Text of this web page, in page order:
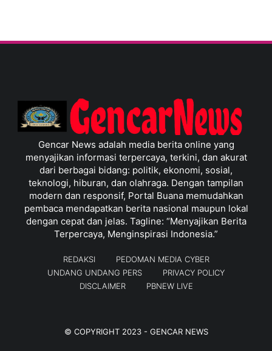
Gencar News adalah media berita online yang
menyajikan informasi terpercaya, terkini, dan akurat
dari berbagai bidang: politik, ekonomi, sosial,
teknologi, hiburan, dan olahraga. Dengan tampilan
modern dan responsif, Portal Buana memudahkan
pembaca mendapatkan berita nasional maupun lokal
dengan cepat dan jelas. Tagline: “Menyajikan Berita
Terpercaya, Menginspirasi Indonesia.”
REDAKSI
PEDOMAN MEDIA CYBER
UNDANG UNDANG PERS
PRIVACY POLICY
DISCLAIMER
PBNEW LIVE
© COPYRIGHT 2023 - GENCAR NEWS